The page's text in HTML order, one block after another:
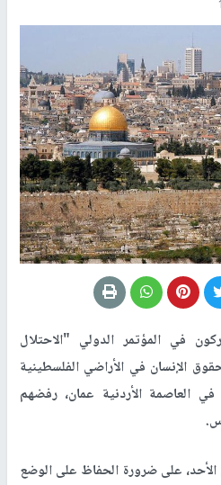
في المؤتمر الدولي "الاحتلال
الإنسان في الأراضي الفلسطينية
المنعقد في العاصمة الأردنية عمان، رفضهم
على ضرورة الحفاظ على الوضع